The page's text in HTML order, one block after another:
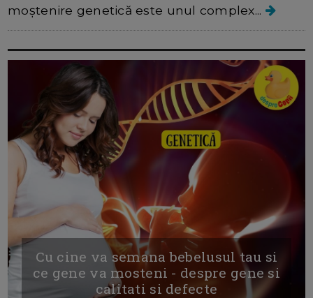
moștenire genetică este unul complex...
Cu cine va semana bebelusul tau si
ce gene va mosteni - despre gene si
calitati si defecte